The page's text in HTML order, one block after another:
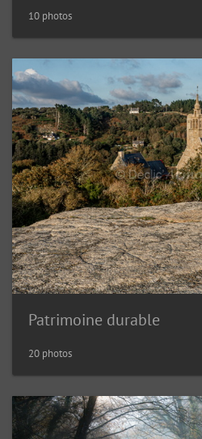
10 photos
Patrimoine durable
20 photos